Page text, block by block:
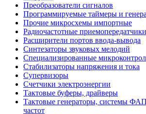
Преобразователи сигналов
Программируемые таймеры и
Прочие микросхемы импортные
Радиочастотные приемопередатчики
Расширители портов ввода-вывода
Синтезаторы звуковых мелодий
Специализированные
Стабилизаторы напряжения и тока
Супервизоры
Счетчики электроэнергии
Тактовые буферы, драйверы
Тактовые генераторы, системы
частот